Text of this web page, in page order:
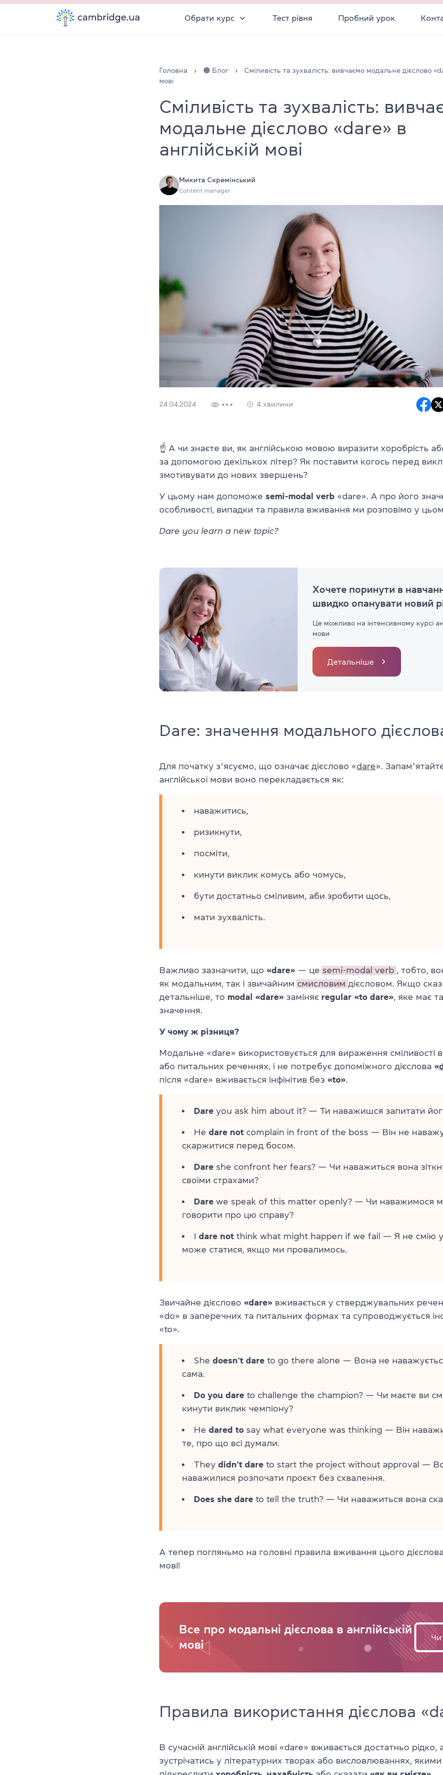
Обрати курс Тест рівня Пробний урок
Головна 🟠 Блог
Сміливість та зухвалість: вивчаємо модальне дієслово
мові
Сміливість та зухвалість:
модальне дієслово «dare» в
англійській мові
Микита Скремінський
Content manager
24.04.2024 4 хвилини
☝ А чи знаєте ви, як англійською мовою виразити хоробрість
за допомогою декількох літер? Як поставити когось перед
змотивувати до нових звершень?
У цьому нам допоможе semi-modal verb «dare». А про його
особливості, випадки та правила вживання ми розповімо у
Dare you learn a new topic?
Хочете поринути в
швидко опанувати новий
Це можливо на інтенсивному курсі
мови
Детальніше
Dare: значення модального
Для початку зʼясуємо, що означає дієслово «dare».
англійської мови воно перекладається як:
наважитись,
ризикнути,
посміти,
кинути виклик комусь або чомусь,
бути достатньо сміливим, аби зробити щось,
мати зухвалість.
Важливо зазначити, що «dare» — це semi-modal verb , тобто,
як модальним, так і звичайним смисловим дієсловом. Якщо
детальніше, то modal «dare» заміняє regular «to dare», яке має
значення.
У чому ж різниця?
Модальне «dare» використовується для вираження сміливості
або питальних реченнях, і не потребує допоміжного дієслова «
після «dare» вживається інфінітив без «to».
Dare you ask him about it? — Ти наважишся запитати
He dare not complain in front of the boss — Він не
скаржитися перед босом.
Dare she confront her fears? — Чи наважиться вона
своїми страхами?
Dare we speak of this matter openly? — Чи наважимося
говорити про цю справу?
I dare not think what might happen if we fail — Я не смію
може статися, якщо ми провалимось.
Звичайне дієслово «dare» вживається у стверджувальних
«do» в заперечних та питальних формах та супроводжується
«to».
She doesn't dare to go there alone — Вона не
сама.
Do you dare to challenge the champion? — Чи маєте ви
кинути виклик чемпіону?
He dared to say what everyone was thinking — Він
те, про що всі думали.
They didn't dare to start the project without approval —
наважилися розпочати проєкт без схвалення.
Does she dare to tell the truth? — Чи наважиться вона
А тепер погляньмо на головні правила вживання цього дієслова
мові!
Все про модальні дієслова в англійській
мові
Правила використання дієслова
В сучасній англійській мові «dare» вживається достатньо
зустрічатись у літературних творах або висловлюваннях, якими